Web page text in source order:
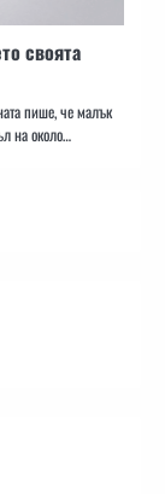
своята
пише, че малък
на около…